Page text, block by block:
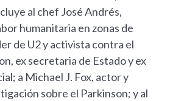
al chef José Andrés,
humanitaria en zonas de
de U2 y activista contra el
ex secretaria de Estado y ex
a Michael J. Fox, actor y
sobre el Parkinson; y al